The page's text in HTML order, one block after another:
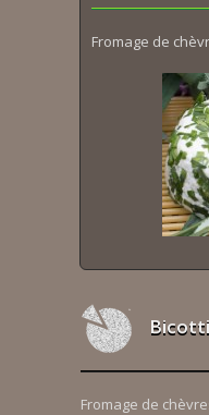
Fromage de
Fromage de